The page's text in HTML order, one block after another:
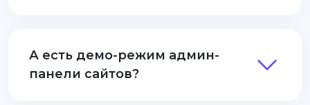
А есть демо-режим админ-
панели сайтов?